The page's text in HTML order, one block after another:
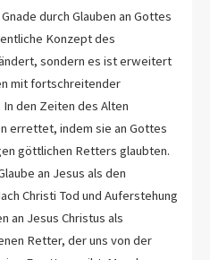
durch Glauben an Gottes
Konzept des
es ist erweitert
mit fortschreitender
den Zeiten des Alten
indem sie an Gottes
göttlichen Retters glaubten.
an Jesus als den
an Jesus Christus als
Retter, der uns von der